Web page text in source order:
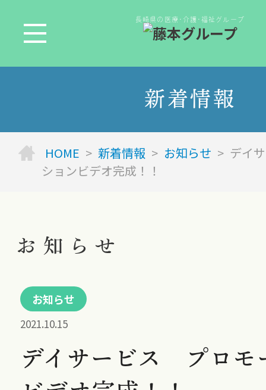
長崎県の医療･介護･福祉グループ
新着情報
HOME > 新着情報 > お知らせ > デイ
ションビデオ完成！！
お知らせ
2021.10.15
デイサービス プロモ